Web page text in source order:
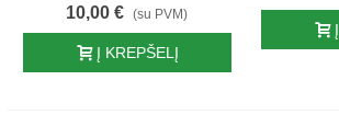
10,00 € (su PVM)
Į KREPŠELĮ